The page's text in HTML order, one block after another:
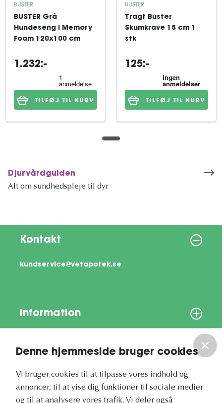
Denne hjemmeside bruger cookies
Vi bruger cookies til at tilpasse vores indhold og
annoncer, til at vise dig funktioner til sociale medier
og til at analysere vores trafik. Vi deler også
BUSTER
BUSTER Grå
Hundeseng i Memory
Foam 120x100 cm
1.232:-
TILFØJ TIL KURV
BUSTER
Tragt Buster
Skumkrave 15 cm 1
stk
125:-
TILFØJ TIL KURV
Djurvårdguiden
Alt om sundhedspleje til dyr
Kontakt
kundservice@vetapotek.se
Information
Vores nyhedsbrev